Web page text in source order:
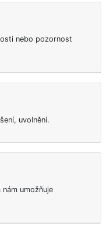
nebo pozornost
uvolnění.
umožňuje